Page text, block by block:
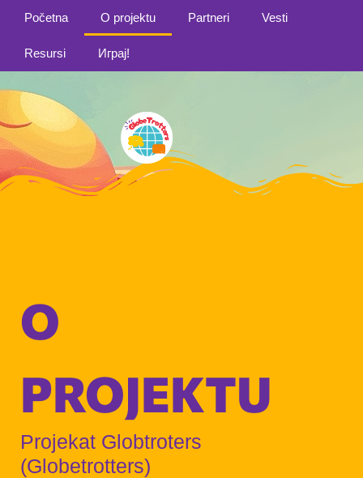
Početna O projektu Partneri Vesti
Resursi Играј!
O
PROJEKTU
Projekat Globtroters
(Globetrotters)